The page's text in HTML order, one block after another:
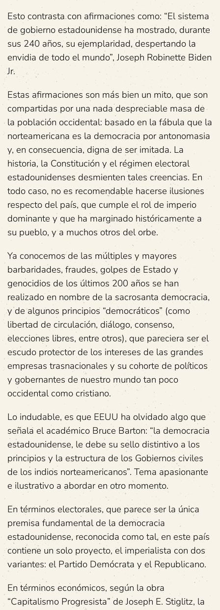
Esto contrasta con afirmaciones como: “El sistema
de gobierno estadounidense ha mostrado, durante
sus 240 años, su ejemplaridad, despertando la
envidia de todo el mundo”, Joseph Robinette Biden
Jr.
Estas afirmaciones son más bien un mito, que son
compartidas por una nada despreciable masa de
la población occidental: basado en la fábula que la
norteamericana es la democracia por antonomasia
y, en consecuencia, digna de ser imitada. La
historia, la Constitución y el régimen electoral
estadounidenses desmienten tales creencias. En
todo caso, no es recomendable hacerse ilusiones
respecto del país, que cumple el rol de imperio
dominante y que ha marginado históricamente a
su pueblo, y a muchos otros del orbe.
Ya conocemos de las múltiples y mayores
barbaridades, fraudes, golpes de Estado y
genocidios de los últimos 200 años se han
realizado en nombre de la sacrosanta democracia,
y de algunos principios “democráticos” (como
libertad de circulación, diálogo, consenso,
elecciones libres, entre otros), que pareciera ser el
escudo protector de los intereses de las grandes
empresas trasnacionales y su cohorte de políticos
y gobernantes de nuestro mundo tan poco
occidental como cristiano.
Lo indudable, es que EEUU ha olvidado algo que
señala el académico Bruce Barton: “la democracia
estadounidense, le debe su sello distintivo a los
principios y la estructura de los Gobiernos civiles
de los indios norteamericanos”. Tema apasionante
e ilustrativo a abordar en otro momento.
En términos electorales, que parece ser la única
premisa fundamental de la democracia
estadounidense, reconocida como tal, en este país
contiene un solo proyecto, el imperialista con dos
variantes: el Partido Demócrata y el Republicano.
En términos económicos, según la obra
“Capitalismo Progresista” de Joseph E. Stiglitz, la